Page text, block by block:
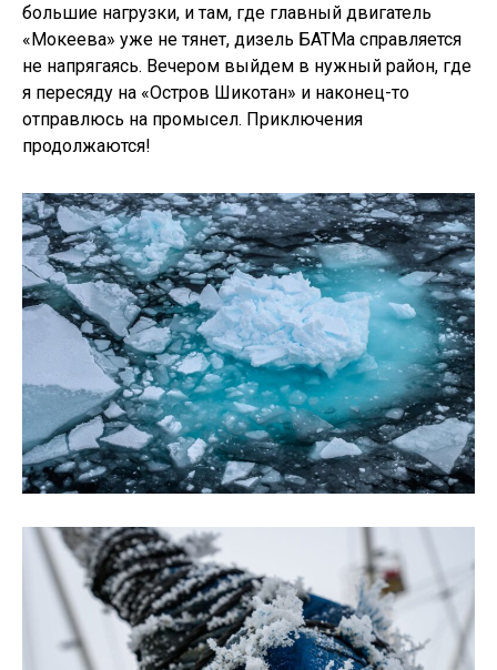
большие нагрузки, и там, где главный двигатель
«Мокеева» уже не тянет, дизель БАТМа справляется
не напрягаясь. Вечером выйдем в нужный район, где
я пересяду на «Остров Шикотан» и наконец-то
отправлюсь на промысел. Приключения
продолжаются!